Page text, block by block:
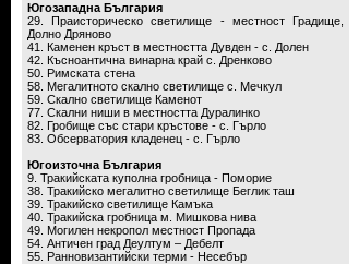
Югозападна България
29. Праисторическо светилище - местност Градище,
Долно Дряново
41. Каменен кръст в местността Дувден - с. Долен
42. Късноантична винарна край с. Дренково
50. Римската стена
58. Мегалитното скално светилище с. Мечкул
59. Скално светилище Каменот
77. Скални ниши в местността Дуралинко
82. Гробище със стари кръстове - с. Гърло
83. Обсерватория кладенец - с. Гърло
Югоизточна България
9. Тракийската куполна гробница - Поморие
38. Тракийско мегалитно светилище Беглик таш
39. Тракийско светилище Камъка
40. Тракийска гробница м. Мишкова нива
49. Могилен некропол местност Пропада
54. Античен град Деултум – Дебелт
55. Ранновизантийски терми - Несебър